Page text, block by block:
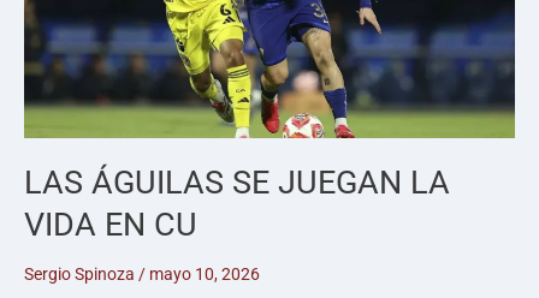
LAS ÁGUILAS SE JUEGAN LA
VIDA EN CU
Sergio Spinoza / mayo 10, 2026